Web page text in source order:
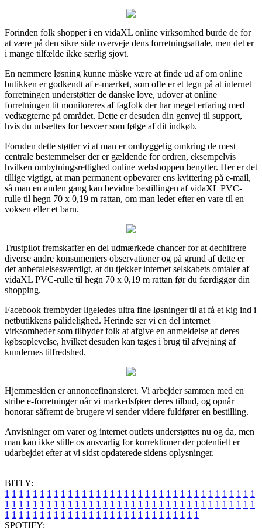
Forinden folk shopper i en vidaXL online virksomhed burde de for
at være på den sikre side overveje dens forretningsaftale, men det er
i mange tilfælde ikke særlig sjovt.
En nemmere løsning kunne måske være at finde ud af om online
butikken er godkendt af e-mærket, som ofte er et tegn på at internet
forretningen understøtter de danske love, udover at online
forretningen tit monitoreres af fagfolk der har meget erfaring med
vedtægterne på området. Dette er desuden din genvej til support,
hvis du udsættes for besvær som følge af dit indkøb.
Foruden dette støtter vi at man er omhyggelig omkring de mest
centrale bestemmelser der er gældende for ordren, eksempelvis
hvilken ombytningsrettighed online webshoppen benytter. Her er det
tillige vigtigt, at man permanent opbevarer ens kvittering på e-mail,
så man en anden gang kan bevidne bestillingen af vidaXL PVC-
rulle til hegn 70 x 0,19 m rattan, om man leder efter en vare til en
voksen eller et barn.
Trustpilot fremskaffer en del udmærkede chancer for at dechifrere
diverse andre konsumenters observationer og på grund af dette er
det anbefalelsesværdigt, at du tjekker internet selskabets omtaler af
vidaXL PVC-rulle til hegn 70 x 0,19 m rattan før du færdiggør din
shopping.
Facebook frembyder ligeledes ultra fine løsninger til at få et kig ind i
netbutikkens pålidelighed. Herinde ser vi en del internet
virksomheder som tilbyder folk at afgive en anmeldelse af deres
købsoplevelse, hvilket desuden kan tages i brug til afvejning af
kundernes tilfredshed.
Hjemmesiden er annoncefinansieret. Vi arbejder sammen med en
stribe e-forretninger når vi markedsfører deres tilbud, og opnår
honorar såfremt de brugere vi sender videre fuldfører en bestilling.
Anvisninger om varer og internet outlets understøttes nu og da, men
man kan ikke stille os ansvarlig for korrektioner der potentielt er
udarbejdet efter at vi sidst opdaterede sidens oplysninger.
BITLY:
1 1 1 1 1 1 1 1 1 1 1 1 1 1 1 1 1 1 1 1 1 1 1 1 1 1 1 1 1 1 1 1 1 1 1 1
1 1 1 1 1 1 1 1 1 1 1 1 1 1 1 1 1 1 1 1 1 1 1 1 1 1 1 1 1 1 1 1 1 1 1 1
1 1 1 1 1 1 1 1 1 1 1 1 1 1 1 1 1 1 1 1 1 1 1 1 1 1 1 1
SPOTIFY: